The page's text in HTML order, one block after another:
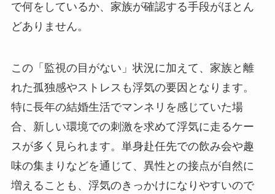
で何をしているか、家族が確認する手段がほとん
どありません。
この「監視の目がない」状況に加えて、家族と離
れた孤独感やストレスも浮気の要因となります。
特に長年の結婚生活でマンネリを感じていた場
合、新しい環境での刺激を求めて浮気に走るケー
スが多く見られます。単身赴任先での飲み会や趣
味の集まりなどを通じて、異性との接点が自然に
増えることも、浮気のきっかけになりやすいので